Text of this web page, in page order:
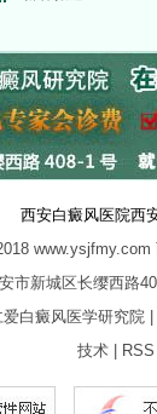
西安白癜风医院西
www.ysjfmy.com
市新城区长缨西路
爱白癜风医学研究院
技术| RSS